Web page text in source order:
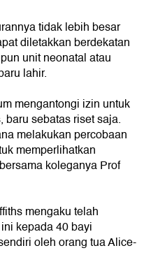
tidak lebih besar
diletakkan berdekatan
unit neonatal atau
lahir.
mengantongi izin untuk
sebatas riset saja.
melakukan percobaan
memperlihatkan
koleganya Prof
mengaku telah
kepada 40 bayi
oleh orang tua Alice-